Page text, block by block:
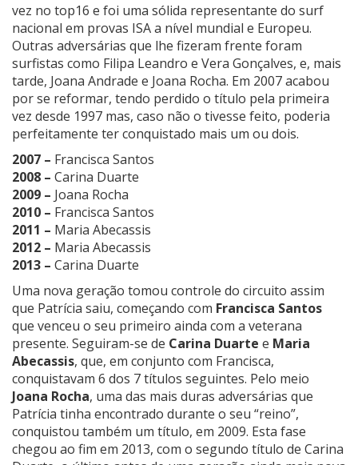
vez no top16 e foi uma sólida representante do surf
nacional em provas ISA a nível mundial e Europeu.
Outras adversárias que lhe fizeram frente foram
surfistas como Filipa Leandro e Vera Gonçalves, e, mais
tarde, Joana Andrade e Joana Rocha. Em 2007 acabou
por se reformar, tendo perdido o título pela primeira
vez desde 1997 mas, caso não o tivesse feito, poderia
perfeitamente ter conquistado mais um ou dois.
2007 – Francisca Santos
2008 – Carina Duarte
2009 – Joana Rocha
2010 – Francisca Santos
2011 – Maria Abecassis
2012 – Maria Abecassis
2013 – Carina Duarte
Uma nova geração tomou controle do circuito assim
que Patrícia saiu, começando com Francisca Santos
que venceu o seu primeiro ainda com a veterana
presente. Seguiram-se de Carina Duarte e Maria
Abecassis, que, em conjunto com Francisca,
conquistavam 6 dos 7 títulos seguintes. Pelo meio
Joana Rocha, uma das mais duras adversárias que
Patrícia tinha encontrado durante o seu “reino”,
conquistou também um título, em 2009. Esta fase
chegou ao fim em 2013, com o segundo título de Carina